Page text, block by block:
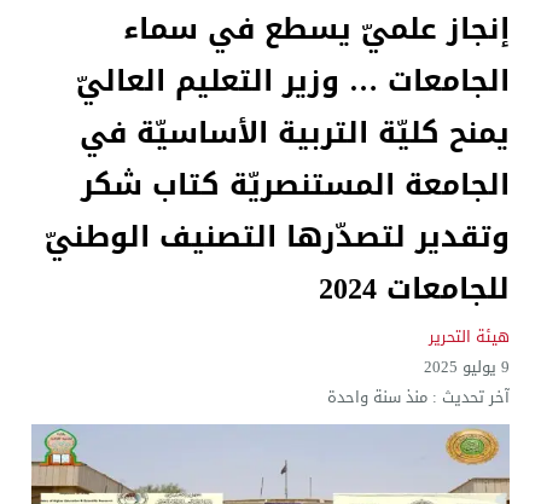
“لحين تسمية وزرائها”..الزيدي يوجه وكلاء الوزارات
مسيّرات إيرانية تستهدف مقرات حزب معارض كردي قرب
القضاء يطيح بموظفين ومعقبين في بلدية الناصرية
الإعلام والاتصالات تتوعد بإجراءات قانونية: لا وكيل
ذي قار.. انطلاق عملية لاعتقال أكثر من 20 شخصاً في البلدية والتسجيل العقاري
إنجاز علميّ يسطع في سماء
الجامعات … وزير التعليم العاليّ
يمنح كليّة التربية الأساسيّة في
الجامعة المستنصريّة كتاب شكر
وتقدير لتصدّرها التصنيف الوطنيّ
للجامعات 2024
هيئة التحرير
9 يوليو 2025
آخر تحديث :منذ سنة واحدة